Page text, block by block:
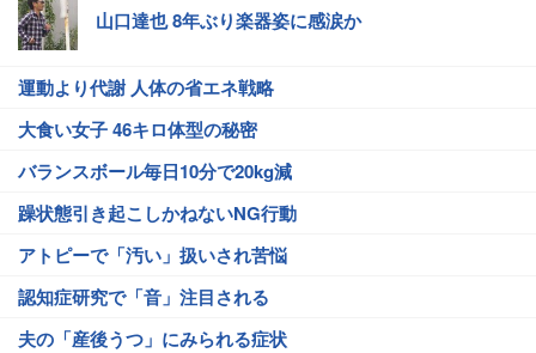
山口達也 8年ぶり楽器姿に感涙か
運動より代謝 人体の省エネ戦略
大食い女子 46キロ体型の秘密
バランスボール毎日10分で20kg減
躁状態引き起こしかねないNG行動
アトピーで「汚い」扱いされ苦悩
認知症研究で「音」注目される
夫の「産後うつ」にみられる症状